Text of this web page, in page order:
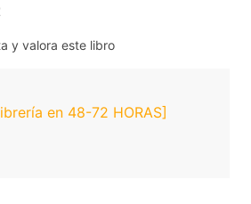
y valora este libro
en 48-72 HORAS]